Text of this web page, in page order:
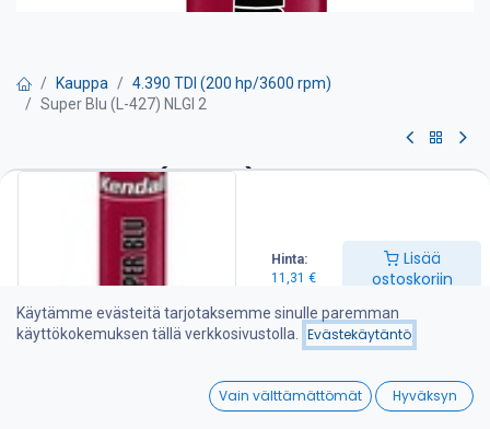
Hinta:
11,31 €
Lisää
ostoskoriin
Wishlist
Kauppa
4.390 TDI (200 hp/3600 rpm)
Super Blu (L-427) NLGI 2
Super Blu (L-427) NLGI 2
NLGI #2. Litiumkompleksirasva kaikkeen laakerivoiteluun kovillakin
kierrosnopeuksilla. Käytetään myös monissa
keskusvoitelujärjestelmissä ja teollisuuden vaativissa
voitelukohteissa. Super Blu voitelee ja suojaa kovillakin pakkasilla,
käyttölämpötila-alue -40 °C - + 177 °C. Kestää jaksottaista
kuumuutta +260 °C:een saakka.
Käytämme evästeitä tarjotaksemme sinulle paremman
käyttökokemuksen tällä verkkosivustolla.
Evästekäytäntö
Vain välttämättömät Hyväksyn